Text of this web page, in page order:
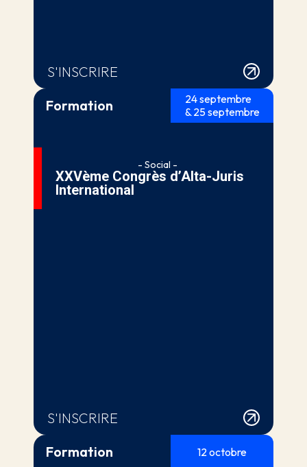
S'INSCRIRE
Formation
24 septembre
& 25 septembre
- Social -
XXVème Congrès d’Alta-Juris
International
S'INSCRIRE
Formation
12 octobre